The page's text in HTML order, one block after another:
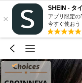
×
SHEIN - タ
アプリ限定の
今すぐ使おう